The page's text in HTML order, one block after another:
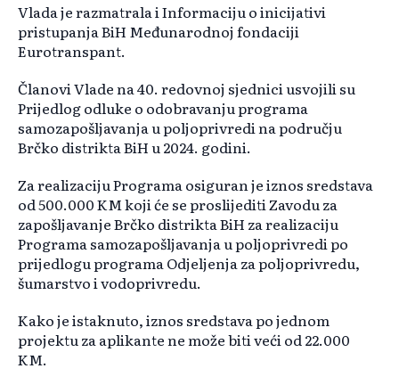
Vlada je razmatrala i Informaciju o inicijativi
pristupanja BiH Međunarodnoj fondaciji
Eurotranspant.
Članovi Vlade na 40. redovnoj sjednici usvojili su
Prijedlog odluke o odobravanju programa
samozapošljavanja u poljoprivredi na području
Brčko distrikta BiH u 2024. godini.
Za realizaciju Programa osiguran je iznos sredstava
od 500.000 KM koji će se proslijediti Zavodu za
zapošljavanje Brčko distrikta BiH za realizaciju
Programa samozapošljavanja u poljoprivredi po
prijedlogu programa Odjeljenja za poljoprivredu,
šumarstvo i vodoprivredu.
Kako je istaknuto, iznos sredstava po jednom
projektu za aplikante ne može biti veći od 22.000
KM.